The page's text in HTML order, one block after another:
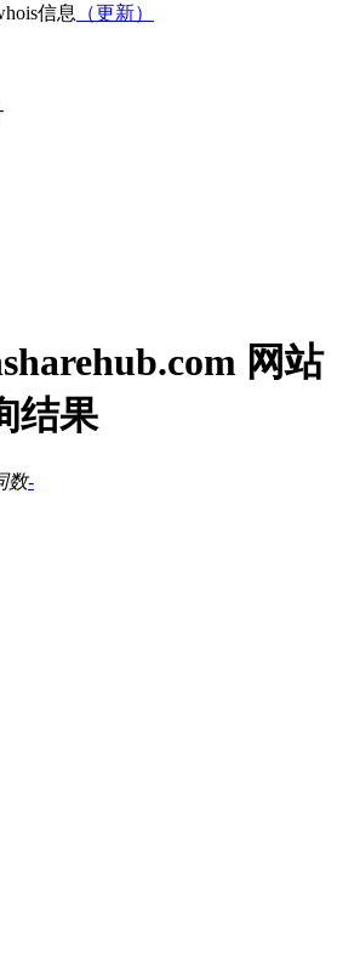
信息 （更新）
网站
结果
数-